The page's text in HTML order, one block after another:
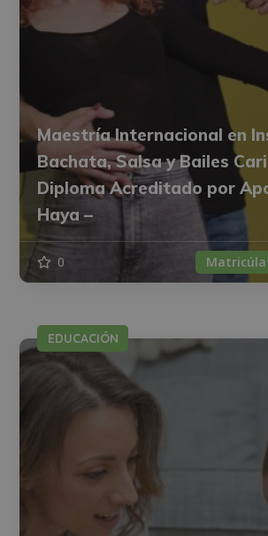
Maestría Internacional en
Bachata, Salsa y Bailes
Diploma Acreditado por
Haya –
0
EDUCACIÓN